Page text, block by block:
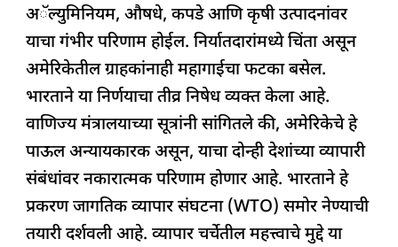
अॅल्युमिनियम, औषधे, कपडे आणि कृषी उत्पादनांवर
याचा गंभीर परिणाम होईल. निर्यातदारांमध्ये चिंता असून
अमेरिकेतील ग्राहकांनाही महागाईचा फटका बसेल.
भारताने या निर्णयाचा तीव्र निषेध व्यक्त केला आहे.
वाणिज्य मंत्रालयाच्या सूत्रांनी सांगितले की, अमेरिकेचे हे
पाऊल अन्यायकारक असून, याचा दोन्ही देशांच्या व्यापारी
संबंधांवर नकारात्मक परिणाम होणार आहे. भारताने हे
प्रकरण जागतिक व्यापार संघटना (WTO) समोर नेण्याची
तयारी दर्शवली आहे. व्यापार चर्चेतील महत्त्वाचे मुद्दे या